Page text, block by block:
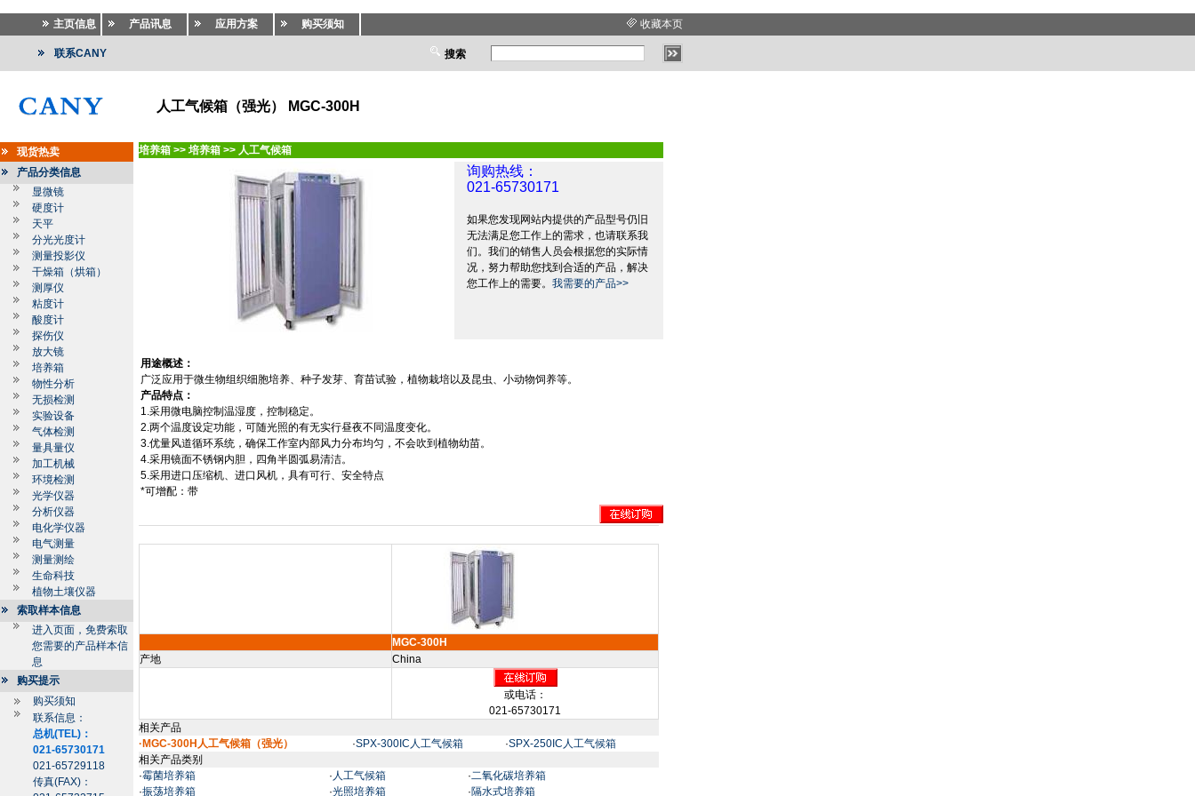
主页信息 产品讯息 应用方案 购买须知 收藏本页
联系CANY 搜索
人工气候箱（强光） MGC-300H
现货热卖
产品分类信息
显微镜
硬度计
天平
分光光度计
测量投影仪
干燥箱（烘箱）
测厚仪
粘度计
酸度计
探伤仪
放大镜
培养箱
物性分析
无损检测
实验设备
气体检测
量具量仪
加工机械
环境检测
光学仪器
分析仪器
电化学仪器
电气测量
测量测绘
生命科技
植物土壤仪器
索取样本信息
进入页面，免费索取
您需要的产品样本信
息
购买提示
购买须知
联系信息：
总机(TEL)：
021-65730171
021-65729118
传真(FAX)：
培养箱 >> 培养箱 >> 人工气候箱
询购热线：
021-65730171
如果您发现网站内提供的产品型号仍旧
无法满足您工作上的需求，也请联系我
们。我们的销售人员会根据您的实际情
况，努力帮助您找到合适的产品，解决
您工作上的需要。 我需要的产品>>
用途概述：
广泛应用于微生物组织细胞培养、种子发芽、育苗试验，植物栽培以及昆虫、小动物饲养等。
产品特点：
1.采用微电脑控制温湿度，控制稳定。
2.两个温度设定功能，可随光照的有无实行昼夜不同温度变化。
3.优量风道循环系统，确保工作室内部风力分布均匀，不会吹到植物幼苗。
4.采用镜面不锈钢内胆，四角半圆弧易清洁。
5.采用进口压缩机、进口风机，具有可行、安全特点
*可增配：带
MGC-300H
产地
China
或电话：
021-65730171
相关产品
·MGC-300H人工气候箱（强光）
·SPX-300IC人工气候箱 ·SPX-250IC人工气候箱
相关产品类别
·霉菌培养箱 · 人工气候箱 ·二氧化碳培养箱
·振荡培养箱 ·光照培养箱 ·隔水式培养箱